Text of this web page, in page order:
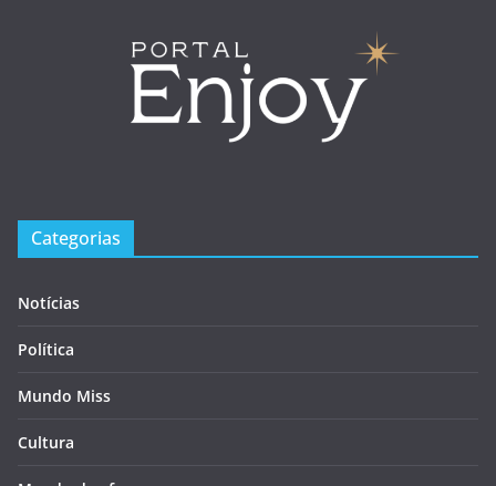
Categorias
Notícias
Política
Mundo Miss
Cultura